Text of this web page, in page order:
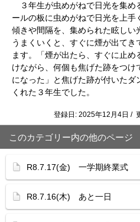
３年生が虫めがねで日光を集め
ールの板に虫めがねで日光を上
傾きや間隔を、集められた眩しい
うまくいくと、すぐに煙が出てき
ます。「煙が出たら、すぐに止
けながら、何個も焦げた跡をつ
になった」と焦げた跡が付いた
くれた３年生でした。
登録日: 2025年12月4日 /
このカテゴリー内の他のページ
R8.7.17(金) 一学期終業式
R8.7.16(木) あと一日